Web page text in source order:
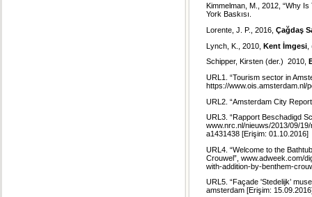
Kimmelman, M., 2012, “Why
York Baskısı.
Lorente, J. P., 2016, Çağdaş
Lynch, K., 2010, Kent İmgesi
Schipper, Kirsten (der.) 2010,
URL1. “Tourism sector in
https://www.ois.amsterdam.nl/
URL2. “Amsterdam City
URL3. “Rapport Beschadigd
www.nrc.nl/nieuws/2013/09/
a1431438 [Erişim: 01.10.2016]
URL4. “Welcome to the
Crouwel”, www.adweek.com/
with-addition-by-benthem-
URL5. “Façade 'Stedelijk’
amsterdam [Erişim: